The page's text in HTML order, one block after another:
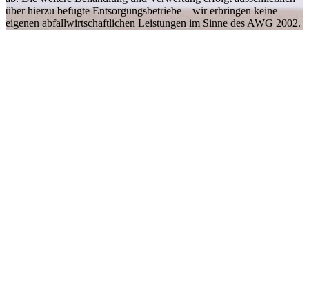
über hierzu befugte Entsorgungsbetriebe – wir erbringen keine
eigenen abfallwirtschaftlichen Leistungen im Sinne des AWG 2002.